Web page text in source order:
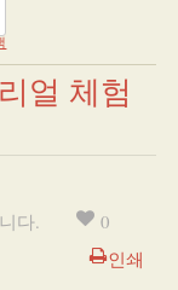
얼 체험
다.
0
인쇄